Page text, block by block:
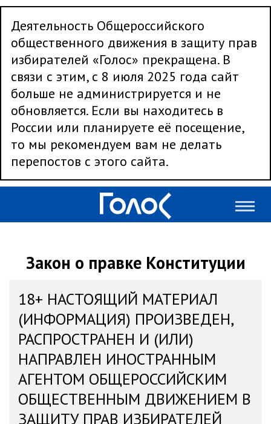
Деятельность Общероссийского
общественного движения в защиту прав
избирателей «Голос» прекращена. В
связи с этим, с 8 июля 2025 года сайт
больше не администрируется и не
обновляется. Если вы находитесь в
России или планируете её посещение,
то мы рекомендуем вам не делать
перепостов с этого сайта.
Закон о правке Конституции
18+ НАСТОЯЩИЙ МАТЕРИАЛ
(ИНФОРМАЦИЯ) ПРОИЗВЕДЕН,
РАСПРОСТРАНЕН И (ИЛИ)
НАПРАВЛЕН ИНОСТРАННЫМ
АГЕНТОМ ОБЩЕРОССИЙСКИМ
ОБЩЕСТВЕННЫМ ДВИЖЕНИЕМ В
ЗАЩИТУ ПРАВ ИЗБИРАТЕЛЕЙ